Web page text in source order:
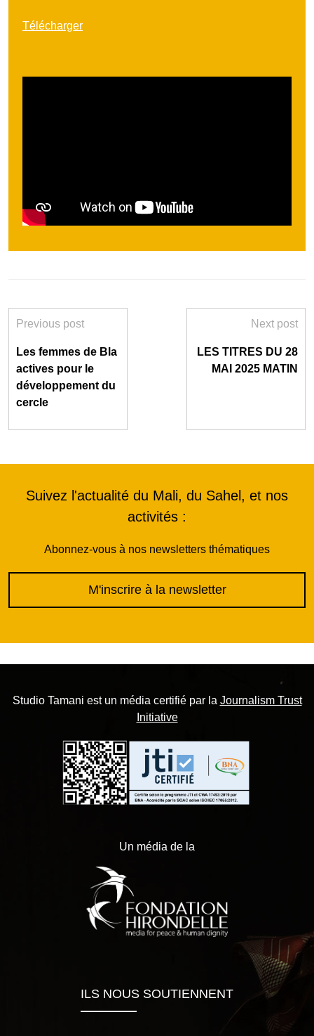
Télécharger
Previous post
Les femmes de Bla
actives pour le
développement du
cercle
Next post
LES TITRES DU 28
MAI 2025 MATIN
Suivez l'actualité du Mali, du Sahel, et nos
activités :
Abonnez-vous à nos newsletters thématiques
M'inscrire à la newsletter
Studio Tamani est un média certifié par la Journalism Trust
Initiative
Un média de la
ILS NOUS SOUTIENNENT